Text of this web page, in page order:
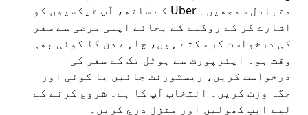
متبادل سمجھیں۔ Uber کے ساتھ، آپ ٹیکسیوں کو
اشارے کر کے روکنے کے بجائے اپنی مرضی سے سفر
کی درخواست کر سکتے ہیں، چاہے دن کا کوئی بھی
وقت ہو۔ ایئرپورٹ سے ہوٹل تک کے سفر کی
درخواست کریں، ریسٹورنٹ جائیں یا کوئی اور
جگہ وزٹ کریں۔ انتخاب آپ کا ہے۔ شروع کرنے کے
لیے ایپ کھولیں اور منزل درج کریں۔